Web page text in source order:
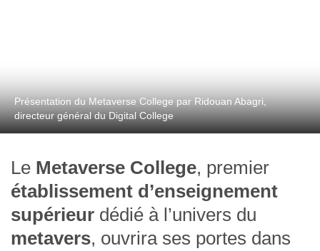
Présentation du Metaverse College par Ridouan Abagri,
directeur général du Digital College
Le Metaverse College, premier
établissement d’enseignement
supérieur dédié à l’univers du
metavers, ouvrira ses portes dans